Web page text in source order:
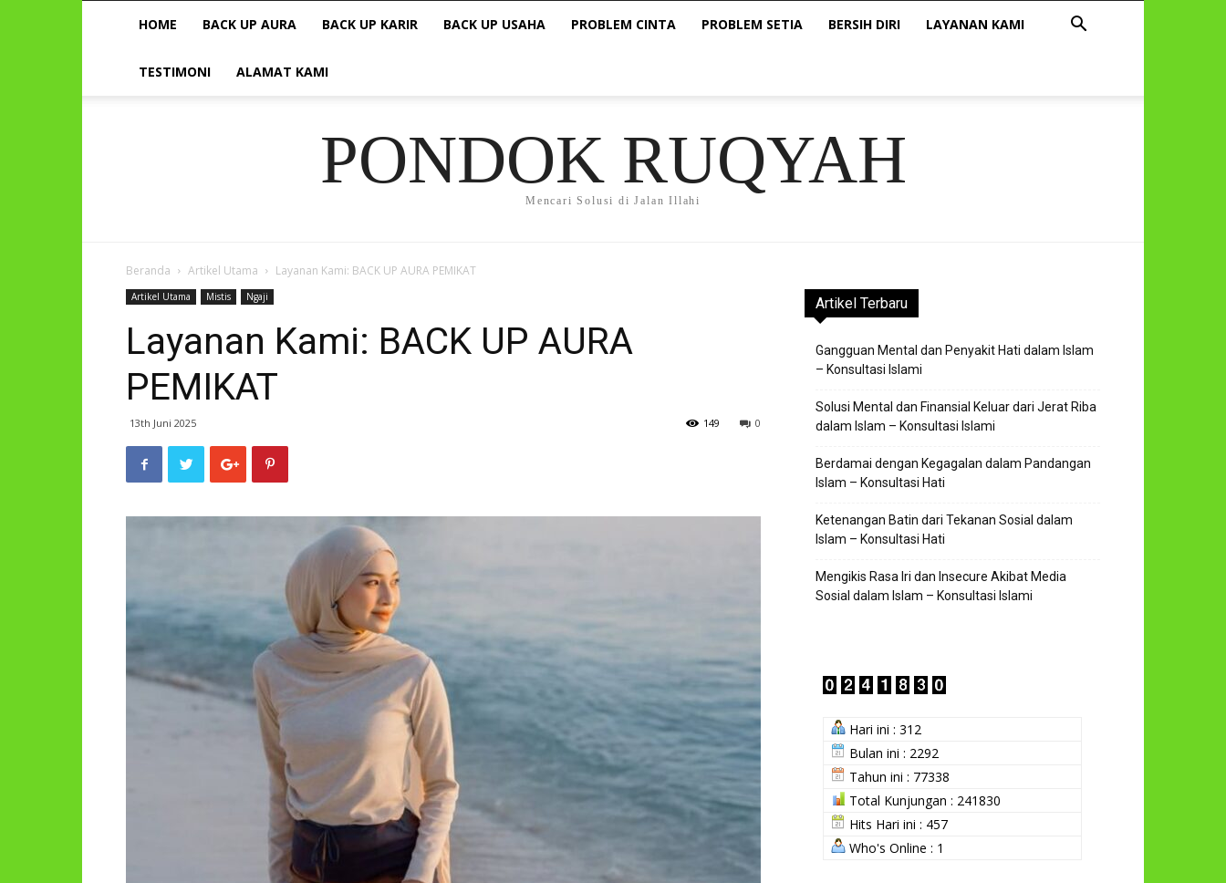
HOME BACK UP AURA BACK UP KARIR BACK UP USAHA PROBLEM CINTA PROBLEM SETIA BERSIH DIRI LAYANAN KAMI
TESTIMONI ALAMAT KAMI
PONDOK RUQYAH
Mencari Solusi di Jalan Illahi
Beranda Artikel Utama Layanan Kami: BACK UP AURA PEMIKAT
Artikel Utama Mistis Ngaji
Layanan Kami: BACK UP AURA
PEMIKAT
13th Juni 2025 0
149
Artikel Terbaru
Gangguan Mental dan Penyakit Hati dalam Islam
– Konsultasi Islami
Solusi Mental dan Finansial Keluar dari Jerat Riba
dalam Islam – Konsultasi Islami
Berdamai dengan Kegagalan dalam Pandangan
Islam – Konsultasi Hati
Ketenangan Batin dari Tekanan Sosial dalam
Islam – Konsultasi Hati
Mengikis Rasa Iri dan Insecure Akibat Media
Sosial dalam Islam – Konsultasi Islami
Hari ini : 312
Bulan ini : 2292
Tahun ini : 77338
Total Kunjungan : 241830
Hits Hari ini : 457
Who's Online : 1